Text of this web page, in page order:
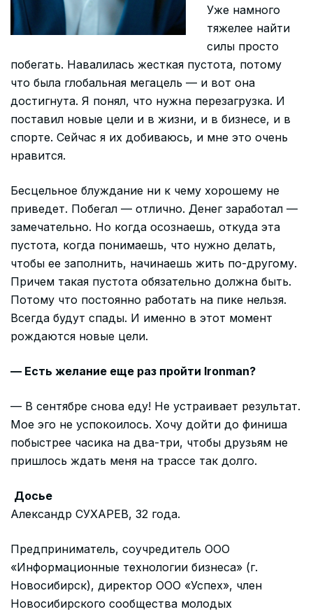
Уже намного
тяжелее найти
силы просто
побегать. Навалилась жесткая пустота, потому
что была глобальная мегацель — и вот она
достигнута. Я понял, что нужна перезагрузка. И
поставил новые цели и в жизни, и в бизнесе, и в
спорте. Сейчас я их добиваюсь, и мне это очень
нравится.
Бесцельное блуждание ни к чему хорошему не
приведет. Побегал — отлично. Денег заработал —
замечательно. Но когда осознаешь, откуда эта
пустота, когда понимаешь, что нужно делать,
чтобы ее заполнить, начинаешь жить по-другому.
Причем такая пустота обязательно должна быть.
Потому что постоянно работать на пике нельзя.
Всегда будут спады. И именно в этот момент
рождаются новые цели.
— Есть желание еще раз пройти Ironman?
— В сентябре снова еду! Не устраивает результат.
Мое эго не успокоилось. Хочу дойти до финиша
побыстрее часика на два-три, чтобы друзьям не
пришлось ждать меня на трассе так долго.
Досье
Александр СУХАРЕВ, 32 года.
Предприниматель, соучредитель ООО
«Информационные технологии бизнеса» (г.
Новосибирск), директор ООО «Успех», член
Новосибирского сообщества молодых